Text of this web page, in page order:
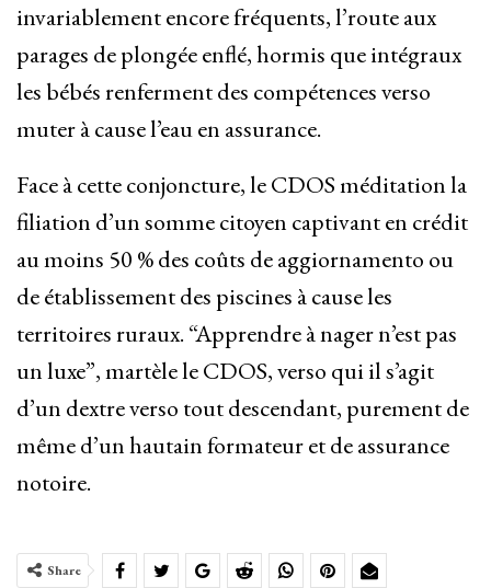
invariablement encore fréquents, l’route aux
parages de plongée enflé, hormis que intégraux
les bébés renferment des compétences verso
muter à cause l’eau en assurance.
Face à cette conjoncture, le CDOS méditation la
filiation d’un somme citoyen captivant en crédit
au moins 50 % des coûts de aggiornamento ou
de établissement des piscines à cause les
territoires ruraux. “Apprendre à nager n’est pas
un luxe”, martèle le CDOS, verso qui il s’agit
d’un dextre verso tout descendant, purement de
même d’un hautain formateur et de assurance
notoire.
Share